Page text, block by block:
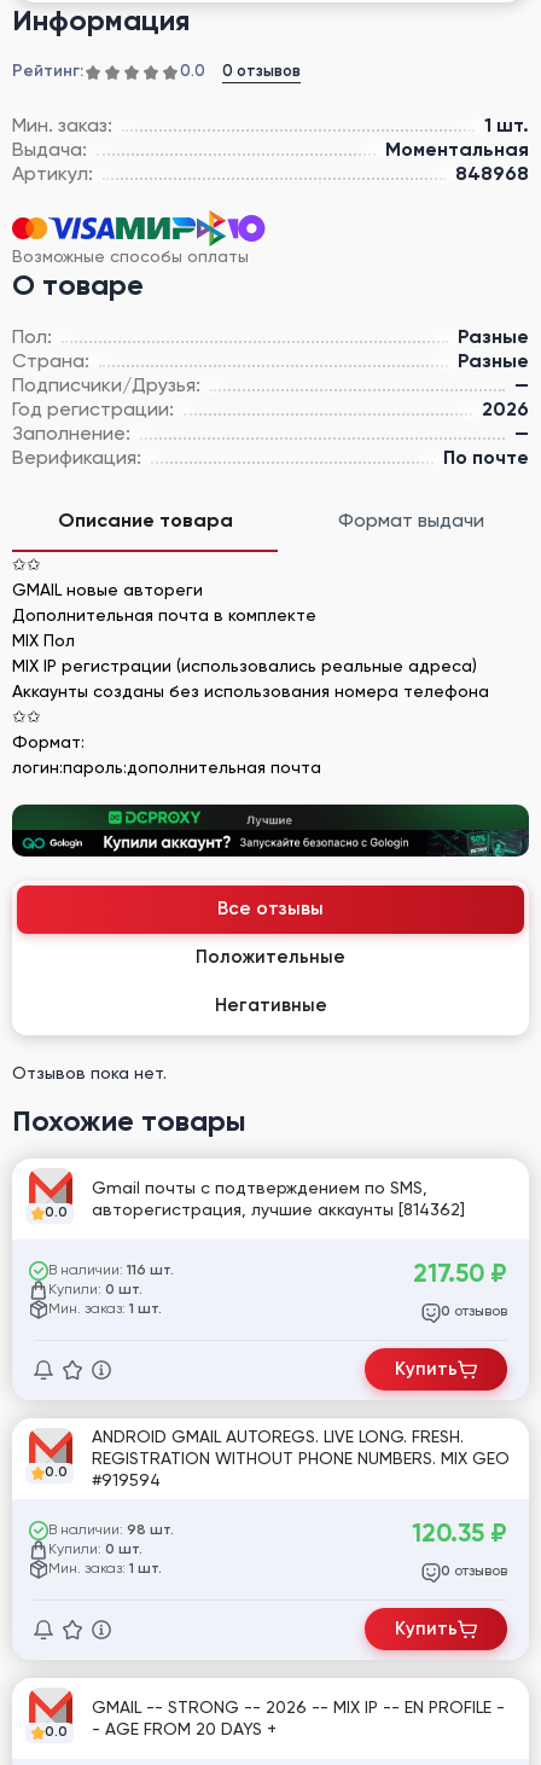
Информация
Рейтинг: 0.0 0 отзывов
Мин. заказ:
1 шт.
Выдача:
Моментальная
Артикул:
848968
Возможные способы оплаты
О товаре
Пол:
Разные
Страна:
Разные
Подписчики/Друзья:
—
Год регистрации:
2026
Заполнение:
—
Верификация:
По почте
Описание товара Формат выдачи
✩✩
GMAIL новые автореги
Дополнительная почта в комплекте
MIX Пол
MIX IP регистрации (использовались реальные адреса)
Аккаунты созданы без использования номера телефона
✩✩
Формат:
логин:пароль:дополнительная почта
Все отзывы
Положительные
Негативные
Отзывов пока нет.
Похожие товары
0.0
Gmail почты с подтверждением по SMS,
авторегистрация, лучшие аккаунты [814362]
В наличии: 116 шт.
Купили: 0 шт.
Мин. заказ: 1 шт.
217.50 ₽
0 отзывов
Купить
0.0
ANDROID GMAIL AUTOREGS. LIVE LONG. FRESH.
REGISTRATION WITHOUT PHONE NUMBERS. MIX GEO
#919594
В наличии: 98 шт.
Купили: 0 шт.
Мин. заказ: 1 шт.
120.35 ₽
0 отзывов
Купить
0.0
GMAIL -- STRONG -- 2026 -- MIX IP -- EN PROFILE -
- AGE FROM 20 DAYS +